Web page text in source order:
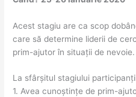
Acest stagiu are ca scop
care să determine liderii de
prim-ajutor în situații de nevoie.
La sfârșitul stagiului
1. Avea cunoștințe de prim-